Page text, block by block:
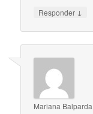
Responder ↓
Mariana Balparda